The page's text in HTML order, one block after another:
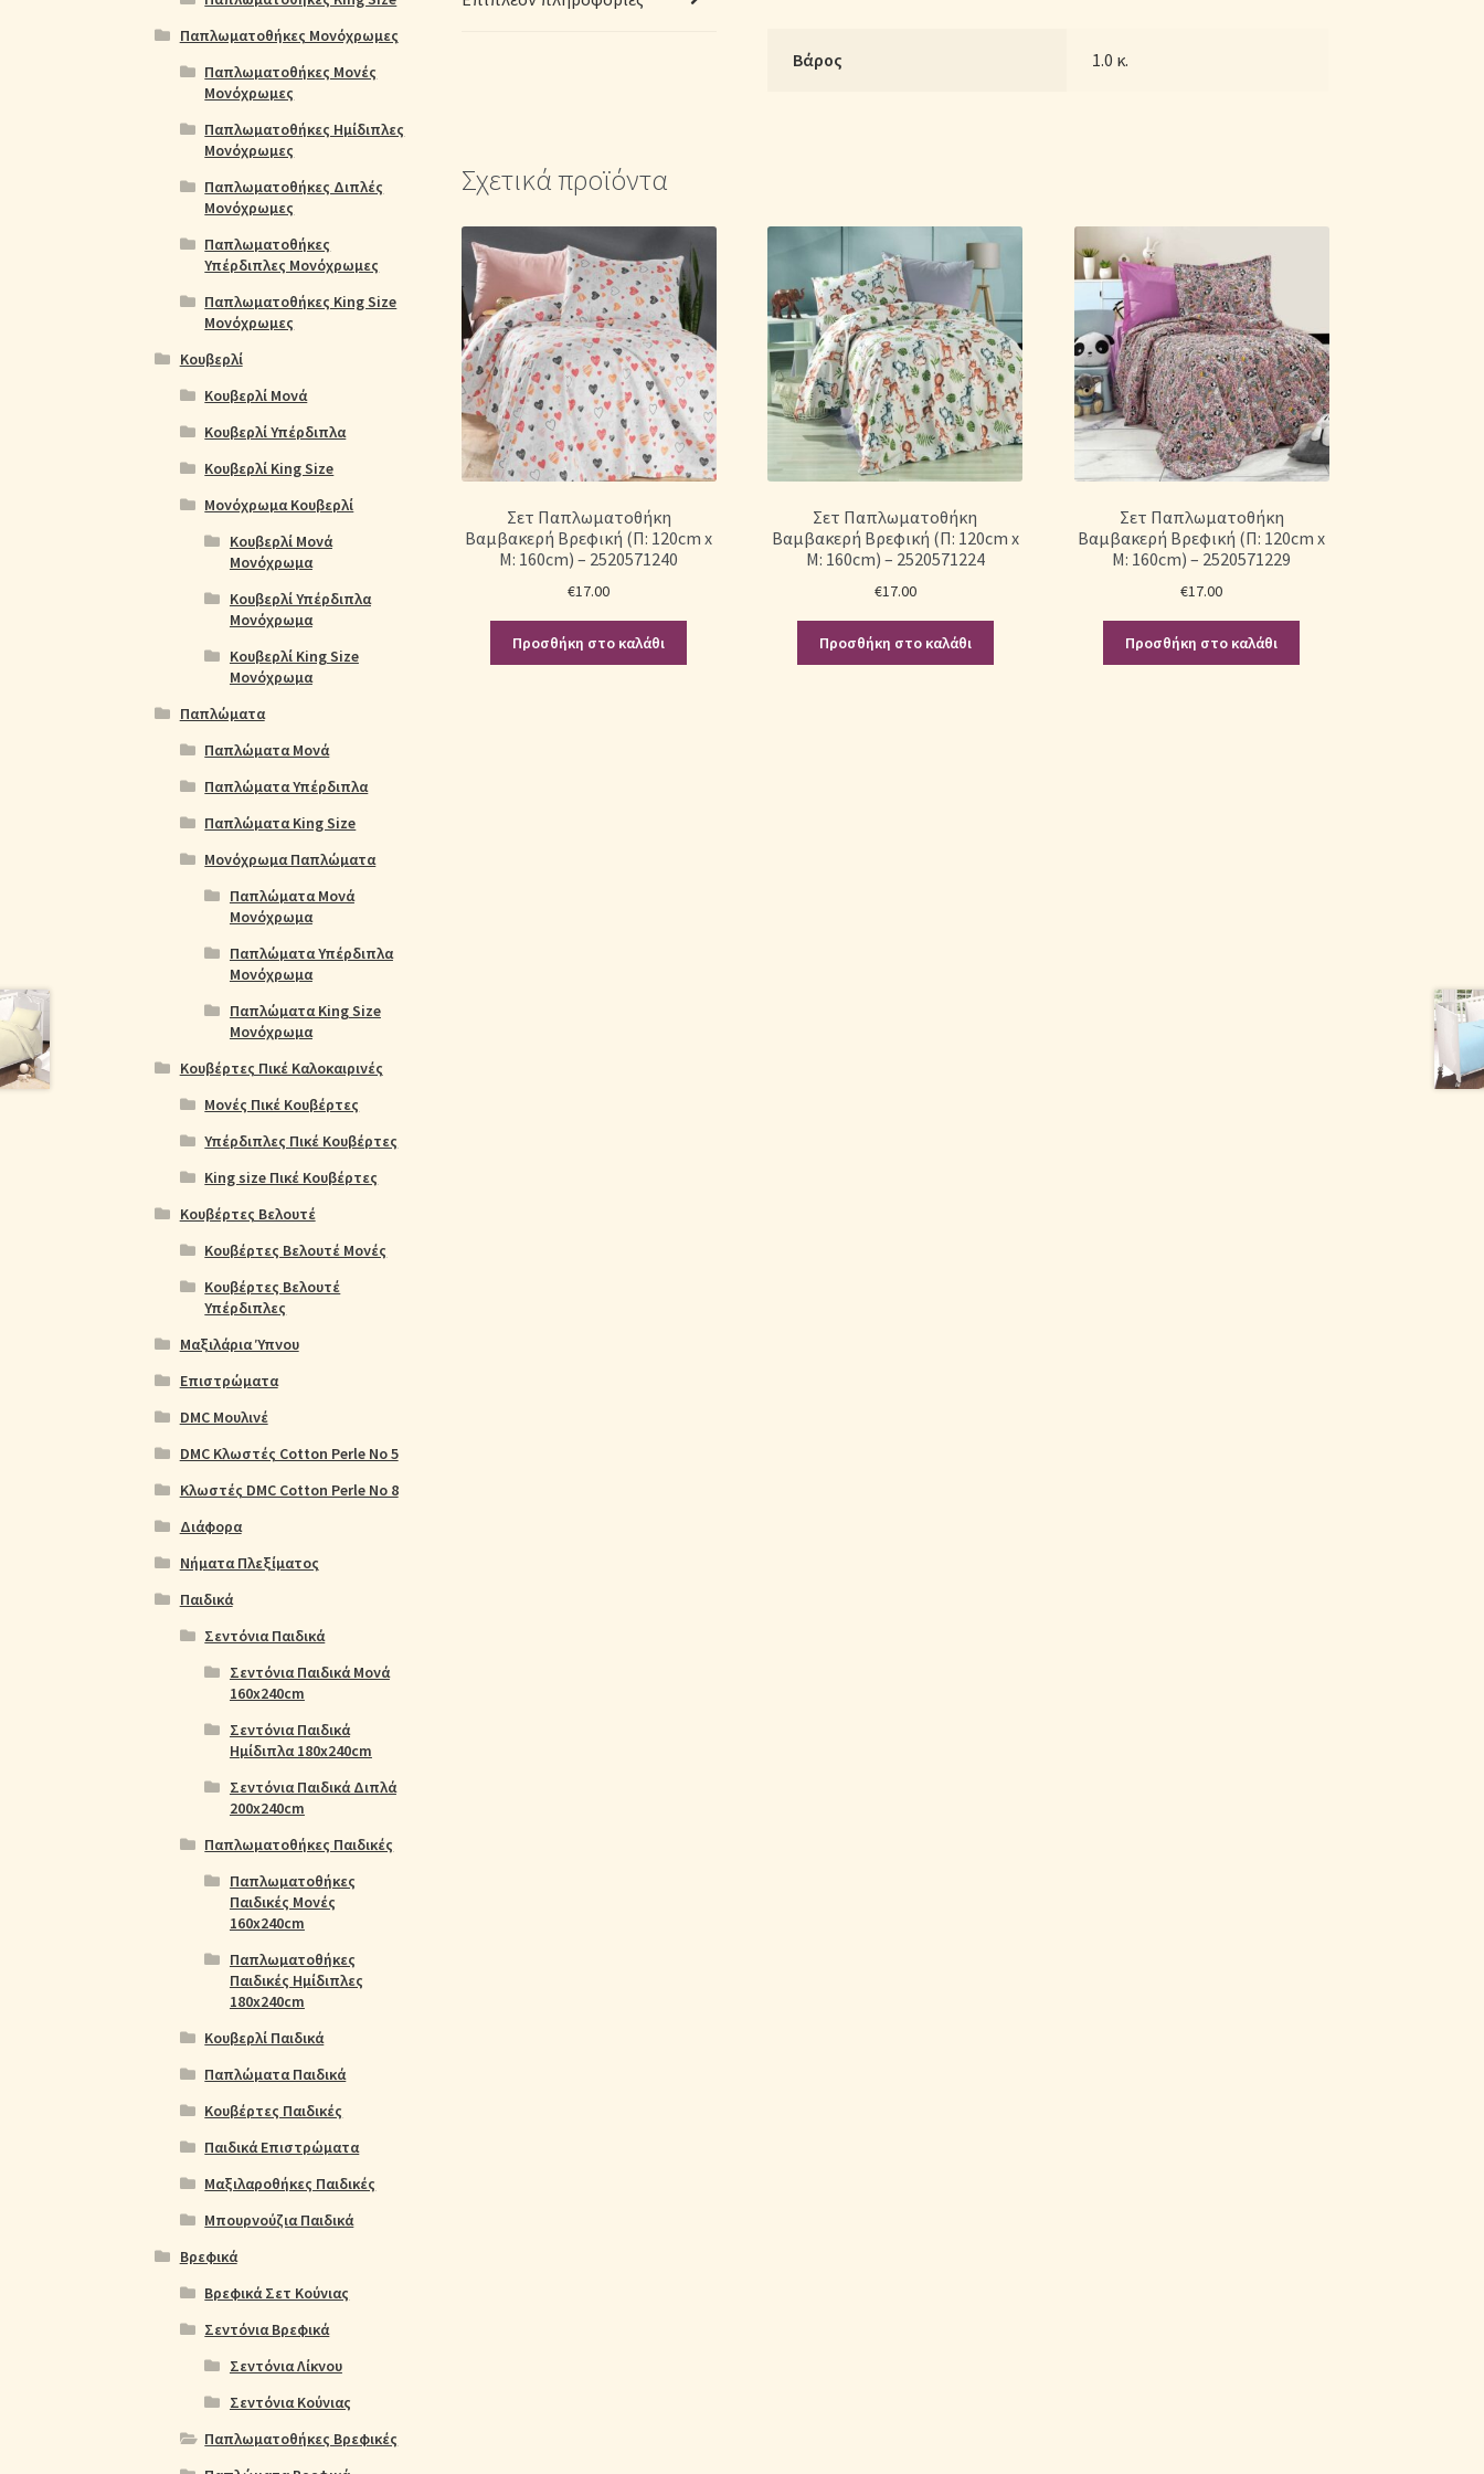
Βάρος 1.0 κ.
Σχετικά προϊόντα
Σετ Παπλωματοθήκη
Βαμβακερή Βρεφική (Π: 120cm x
Μ: 160cm) – 2520571240
€17.00
Προσθήκη στο καλάθι
Σετ Παπλωματοθήκη
Βαμβακερή Βρεφική (Π: 120cm x
Μ: 160cm) – 2520571224
€17.00
Προσθήκη στο καλάθι
Σετ Παπλωματοθήκη
Βαμβακερή Βρεφική (Π: 120cm x
Μ: 160cm) – 2520571229
€17.00
Προσθήκη στο καλάθι
Παπλωματοθήκες Μονόχρωμες
Παπλωματοθήκες Μονές
Μονόχρωμες
Παπλωματοθήκες Ημίδιπλες
Μονόχρωμες
Παπλωματοθήκες Διπλές
Μονόχρωμες
Παπλωματοθήκες
Υπέρδιπλες Μονόχρωμες
Παπλωματοθήκες King Size
Μονόχρωμες
Κουβερλί
Κουβερλί Μονά
Κουβερλί Υπέρδιπλα
Κουβερλί King Size
Μονόχρωμα Κουβερλί
Κουβερλί Μονά
Μονόχρωμα
Κουβερλί Υπέρδιπλα
Μονόχρωμα
Κουβερλί King Size
Μονόχρωμα
Παπλώματα
Παπλώματα Μονά
Παπλώματα Υπέρδιπλα
Παπλώματα King Size
Μονόχρωμα Παπλώματα
Παπλώματα Μονά
Μονόχρωμα
Παπλώματα Υπέρδιπλα
Μονόχρωμα
Παπλώματα King Size
Μονόχρωμα
Κουβέρτες Πικέ Καλοκαιρινές
Μονές Πικέ Κουβέρτες
Υπέρδιπλες Πικέ Κουβέρτες
King size Πικέ Κουβέρτες
Κουβέρτες Βελουτέ
Κουβέρτες Βελουτέ Μονές
Κουβέρτες Βελουτέ
Υπέρδιπλες
Μαξιλάρια Ύπνου
Επιστρώματα
DMC Μουλινέ
DMC Κλωστές Cotton Perle No 5
Κλωστές DMC Cotton Perle No 8
Διάφορα
Νήματα Πλεξίματος
Παιδικά
Σεντόνια Παιδικά
Σεντόνια Παιδικά Μονά
160x240cm
Σεντόνια Παιδικά
Ημίδιπλα 180x240cm
Σεντόνια Παιδικά Διπλά
200x240cm
Παπλωματοθήκες Παιδικές
Παπλωματοθήκες
Παιδικές Μονές
160x240cm
Παπλωματοθήκες
Παιδικές Ημίδιπλες
180x240cm
Κουβερλί Παιδικά
Παπλώματα Παιδικά
Κουβέρτες Παιδικές
Παιδικά Επιστρώματα
Μαξιλαροθήκες Παιδικές
Μπουρνούζια Παιδικά
Βρεφικά
Βρεφικά Σετ Κούνιας
Σεντόνια Βρεφικά
Σεντόνια Λίκνου
Σεντόνια Κούνιας
Παπλωματοθήκες Βρεφικές